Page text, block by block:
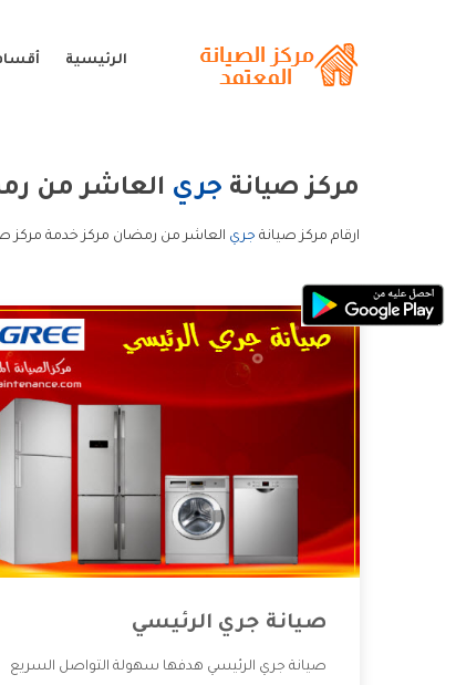
الرئيسية
مركز صيانة جري العاشر من
ارقام مركز صيانة جري العاشر من رمضان مركز خدمة مركز
صيانة جري الرئيسي
صيانة جري الرئيسي هدفها سهولة التواصل السريع